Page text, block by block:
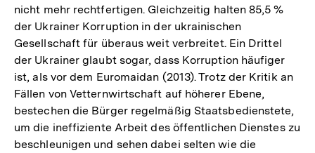
nicht mehr rechtfertigen. Gleichzeitig halten 85,5 %
der Ukrainer Korruption in der ukrainischen
Gesellschaft für überaus weit verbreitet. Ein Drittel
der Ukrainer glaubt sogar, dass Korruption häufiger
ist, als vor dem Euromaidan (2013). Trotz der Kritik an
Fällen von Vetternwirtschaft auf höherer Ebene,
bestechen die Bürger regelmäßig Staatsbedienstete,
um die ineffiziente Arbeit des öffentlichen Dienstes zu
beschleunigen und sehen dabei selten wie die